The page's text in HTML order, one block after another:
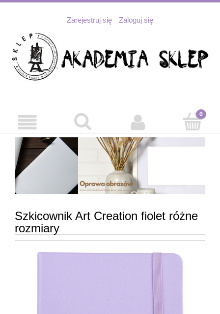
Zarejestruj się Zaloguj się
Szkicownik Art Creation fiolet różne
rozmiary